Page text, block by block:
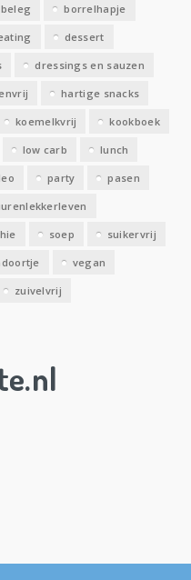
beleg borrelhapje
dessert
dressings en sauzen
hartige snacks
koemelkvrij kookboek
low carb lunch
party pasen
soep suikervrij
vegan
zuivelvrij